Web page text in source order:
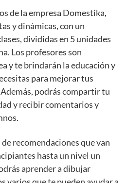
de la empresa Domestika,
y dinámicas, con un
divididas en 5 unidades
Los profesores son
y te brindarán la educación y
para mejorar tus
podrás compartir tu
y recibir comentarios y
recomendaciones que van
hasta un nivel un
aprender a dibujar